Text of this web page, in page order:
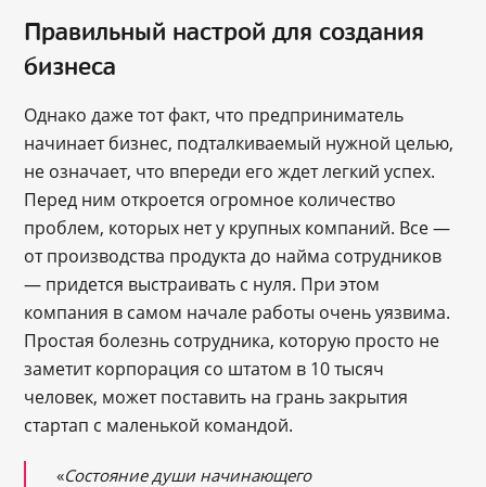
Правильный настрой для создания
бизнеса
Однако даже тот факт, что предприниматель
начинает бизнес, подталкиваемый нужной целью,
не означает, что впереди его ждет легкий успех.
Перед ним откроется огромное количество
проблем, которых нет у крупных компаний. Все ―
от производства продукта до найма сотрудников
― придется выстраивать с нуля. При этом
компания в самом начале работы очень уязвима.
Простая болезнь сотрудника, которую просто не
заметит корпорация со штатом в 10 тысяч
человек, может поставить на грань закрытия
стартап с маленькой командой.
«Состояние души начинающего